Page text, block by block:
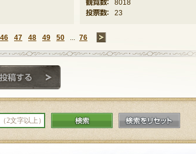
観覧数：
8018
投票数：
23
46 47 48 49 50 ... 76
検索